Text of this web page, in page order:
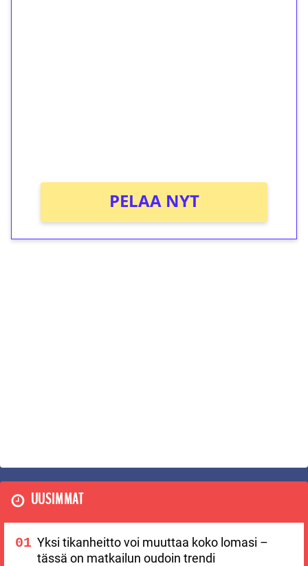
PELAA NYT
UUSIMMAT
Yksi tikanheitto voi muuttaa koko lomasi –
tässä on matkailun oudoin trendi